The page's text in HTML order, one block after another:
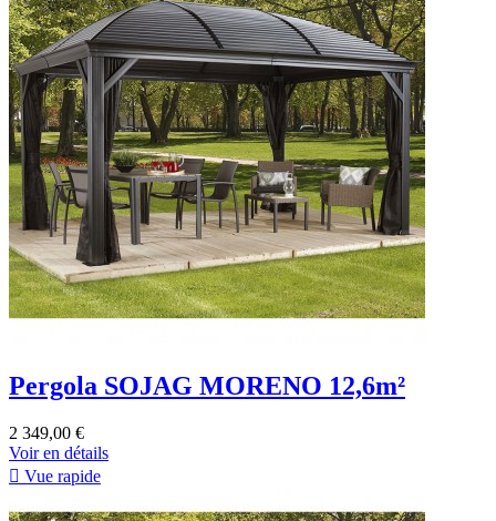
Pergola SOJAG MORENO 12,6m²
2 349,00 €
Voir en détails
 Vue rapide